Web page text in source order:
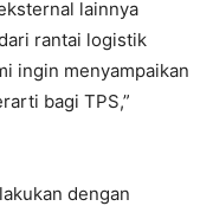
lainnya
rantai logistik
ingin menyampaikan
bagi TPS,”
dengan